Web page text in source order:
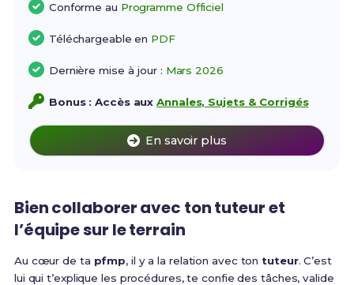
Conforme au Programme Officiel
Téléchargeable en PDF
Dernière mise à jour : Mars 2026
Bonus : Accès auxAnnales, Sujets & Corrigés
En savoir plus
Bien collaborer avec ton tuteur et
l’équipe sur le terrain
Au cœur de ta pfmp, il y a la relation avec tontuteur. C’est
lui qui t’explique les procédures, te confie des tâches, valide